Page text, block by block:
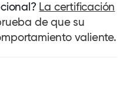
La certificación
de que su
valiente.